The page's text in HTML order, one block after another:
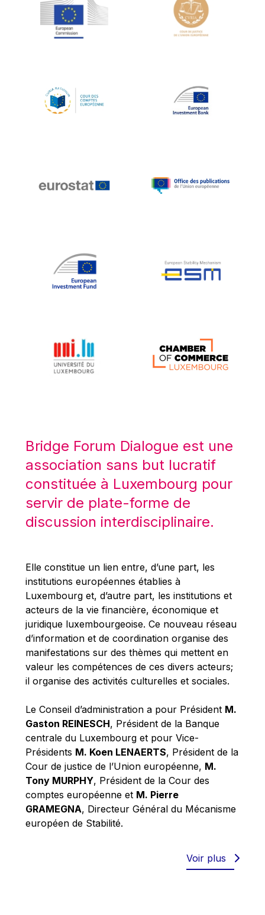
Jean-Louis Schiltz
Jean-Victor Louis
Johnny Åkerholm
Katharien L.C. Hunt
Klaus-Heiner Lehne
Koen LENAERTS
Lars Heikensten
Lucas Papademos
Máire Geoghegan-Quinn
Mario Centeno
Mario Monti
Maroš ŠEFČOVIČ
Martin Bailey
Martine Reicherts
Michael Sohlman
Michel Goedert
Mireille Delmas-Marty
Nobuo Tanaka
Otmar Issing
Paolo Mengozzi
Paschal Donohoe
Pat Cox
Patrizia Nanz
Philippe Maystadt
Pierre Gramegna
Richard Pelly
Robert Goebbels
Robert REYNDERS
Bridge Forum Dialogue est une
association sans but lucratif
constituée à Luxembourg pour
servir de plate-forme de
discussion interdisciplinaire.
Elle constitue un lien entre, d’une part, les
institutions européennes établies à
Luxembourg et, d’autre part, les institutions et
acteurs de la vie financière, économique et
juridique luxembourgeoise. Ce nouveau réseau
d’information et de coordination organise des
manifestations sur des thèmes qui mettent en
valeur les compétences de ces divers acteurs;
il organise des activités culturelles et sociales.
Le Conseil d’administration a pour Président M.
Gaston REINESCH, Président de la Banque
centrale du Luxembourg et pour Vice-
Présidents M. Koen LENAERTS, Président de la
Cour de justice de l’Union européenne, M.
Tony MURPHY, Président de la Cour des
comptes européenne et M. Pierre
GRAMEGNA, Directeur Général du Mécanisme
européen de Stabilité.
Voir plus